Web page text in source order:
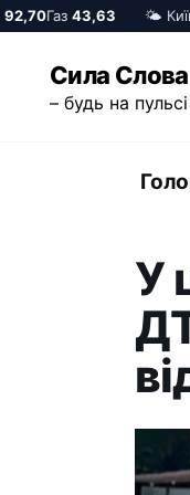
Газ43,63 🌤️ Київ
вмісту
Сила Слова
– будь на
У